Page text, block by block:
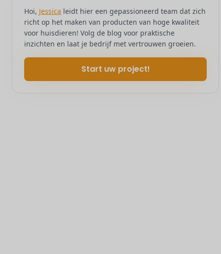
Hoi, Jessica leidt hier een gepassioneerd team dat zich
richt op het maken van producten van hoge kwaliteit
voor huisdieren! Volg de blog voor praktische
inzichten en laat je bedrijf met vertrouwen groeien.
Start uw project!